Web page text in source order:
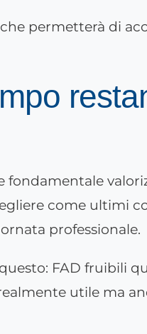
permetterà di
fondamentale
come ultimi
professionale.
FAD fruibili
utile ma